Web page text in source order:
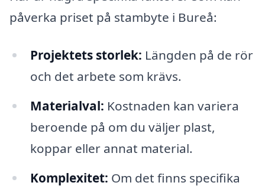
påverka priset på stambyte i Bureå:
Projektets storlek: Längden på de rör
och det arbete som krävs.
Materialval: Kostnaden kan variera
beroende på om du väljer plast,
koppar eller annat material.
Komplexitet: Om det finns specifika